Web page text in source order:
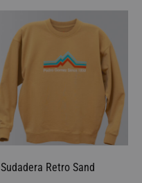
Sudadera Retro Sand